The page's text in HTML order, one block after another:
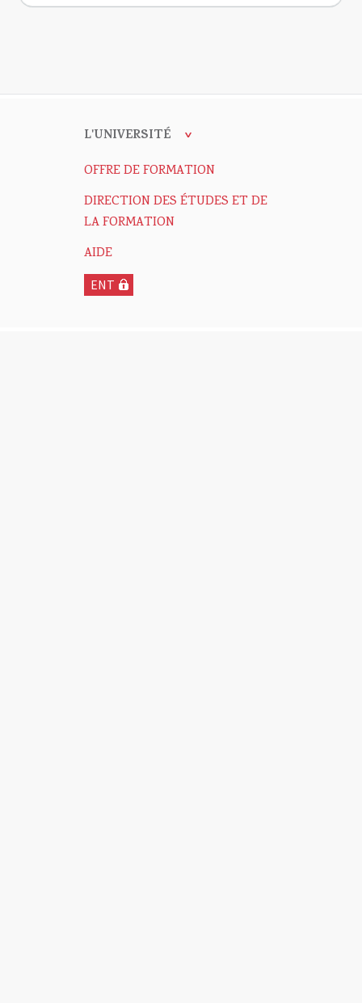
L'UNIVERSITÉ
OFFRE DE FORMATION
DIRECTION DES ÉTUDES ET DE
LA FORMATION
AIDE
ENT